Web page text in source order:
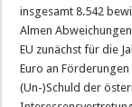
insgesamt 8.542
Almen
EU zunächst für die
Euro an
(Un-)Schuld der